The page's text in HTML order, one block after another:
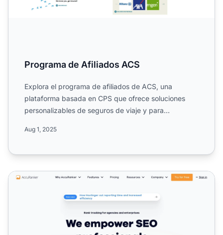
Programa de Afiliados ACS
Explora el programa de afiliados de ACS, una
plataforma basada en CPS que ofrece soluciones
personalizables de seguros de viaje y para
Aug 1, 2025
Programa de Afiliados de AccuRanker